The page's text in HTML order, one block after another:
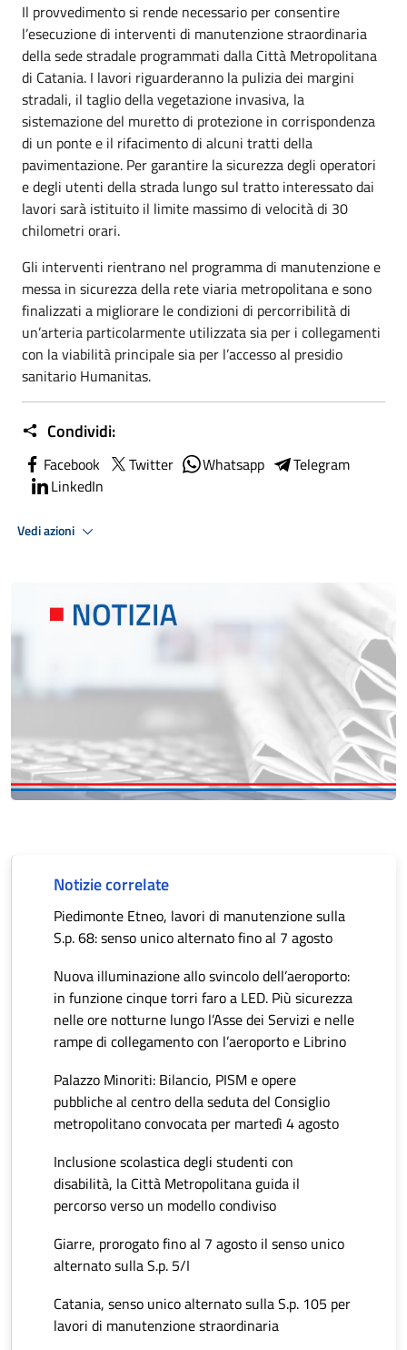
Il provvedimento si rende necessario per consentire
l’esecuzione di interventi di manutenzione straordinaria
della sede stradale programmati dalla Città Metropolitana
di Catania. I lavori riguarderanno la pulizia dei margini
stradali, il taglio della vegetazione invasiva, la
sistemazione del muretto di protezione in corrispondenza
di un ponte e il rifacimento di alcuni tratti della
pavimentazione. Per garantire la sicurezza degli operatori
e degli utenti della strada lungo sul tratto interessato dai
lavori sarà istituito il limite massimo di velocità di 30
chilometri orari.
Gli interventi rientrano nel programma di manutenzione e
messa in sicurezza della rete viaria metropolitana e sono
finalizzati a migliorare le condizioni di percorribilità di
un’arteria particolarmente utilizzata sia per i collegamenti
con la viabilità principale sia per l’accesso al presidio
sanitario Humanitas.
Condividi:
Facebook Twitter Whatsapp
Telegram
LinkedIn
Vedi azioni
Notizie correlate
Piedimonte Etneo, lavori di manutenzione sulla
S.p. 68: senso unico alternato fino al 7 agosto
Nuova illuminazione allo svincolo dell’aeroporto:
in funzione cinque torri faro a LED. Più sicurezza
nelle ore notturne lungo l’Asse dei Servizi e nelle
rampe di collegamento con l’aeroporto e Librino
Palazzo Minoriti: Bilancio, PISM e opere
pubbliche al centro della seduta del Consiglio
metropolitano convocata per martedì 4 agosto
Inclusione scolastica degli studenti con
disabilità, la Città Metropolitana guida il
percorso verso un modello condiviso
Giarre, prorogato fino al 7 agosto il senso unico
alternato sulla S.p. 5/I
Catania, senso unico alternato sulla S.p. 105 per
lavori di manutenzione straordinaria